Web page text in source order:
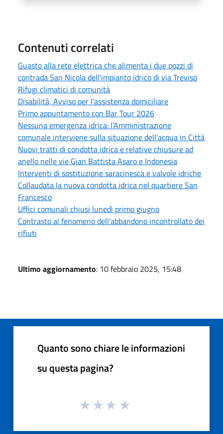
Contenuti correlati
Guasto alla rete elettrica che alimenta i due pozzi di
contrada San Nicola dell'impianto idrico di via Treviso
Rifugi climatici di comunità
Disabilità, Avviso per l’assistenza domiciliare
Primo appuntamento con Bar Tour 2026
Nessuna emergenza idrica: l’Amministrazione
comunale interviene sulla situazione dell'acqua in Città
Nuovi tratti di condotta idrica e relative chiusure ad
anello nelle vie Gian Battista Asaro e Indonesia
Interventi di sostituzione saracinesca e valvole idriche
Collaudata la nuova condotta idrica nel quartiere San
Francesco
Uffici comunali chiusi lunedì primo giugno
Contrasto al fenomeno dell'abbandono incontrollato dei
rifiuti
Ultimo aggiornamento: 10 febbraio 2025, 15:48
Quanto sono chiare le informazioni
su questa pagina?